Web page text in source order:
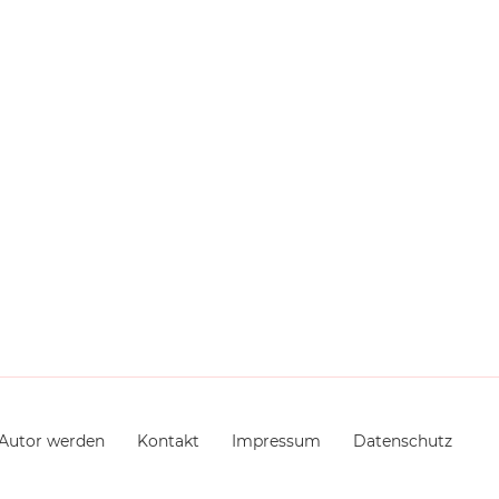
werden Kontakt Impressum Datenschutz